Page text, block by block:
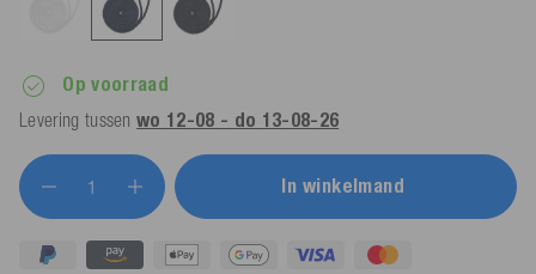
Op voorraad
Levering tussenwo 12-08 - do 13-08-26
In winkelmand